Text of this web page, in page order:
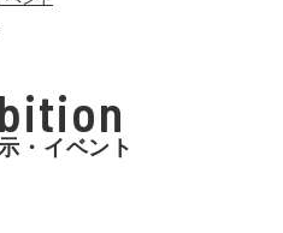
・イベント